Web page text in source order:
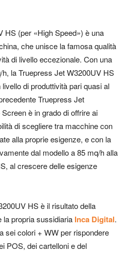
HS (per «High Speed») è una
che unisce la famosa qualità
di livello eccezionale. Con una
la Truepress Jet W3200UV HS
di produttività pari quasi al
Truepress Jet
è in grado di offrire ai
di scegliere tra macchine con
alla proprie esigenze, e con la
dal modello a 85 mq/h alla
al crescere delle esigenze
HS è il risultato della
la propria sussidiaria Inca Digital.
sei colori + WW per rispondere
POS, dei cartelloni e del